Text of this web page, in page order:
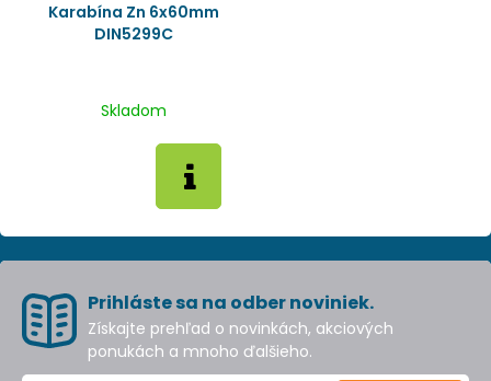
Karabína Zn 6x60mm
DIN5299C
Skladom
Prihláste sa na odber noviniek.
Získajte prehľad o novinkách, akciových
ponukách a mnoho ďalšieho.